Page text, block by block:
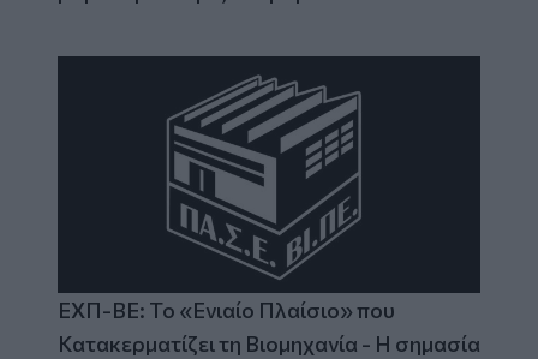
ΕΧΠ-ΒΕ: Το «Ενιαίο Πλαίσιο» που
Κατακερματίζει τη Βιομηχανία - Η σημασία